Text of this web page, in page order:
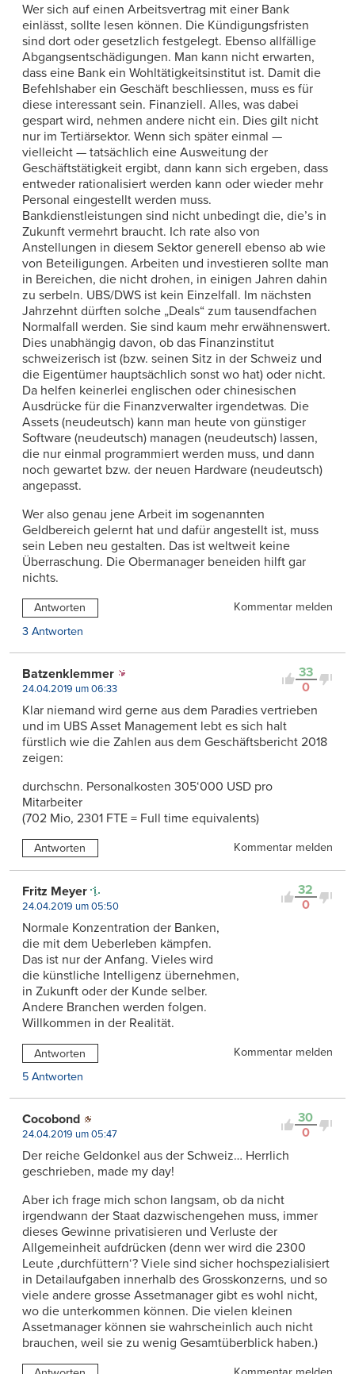
Wer sich auf einen Arbeitsvertrag mit einer Bank
einlässt, sollte lesen können. Die Kündigungsfristen
sind dort oder gesetzlich festgelegt. Ebenso allfällige
Abgangsentschädigungen. Man kann nicht erwarten,
dass eine Bank ein Wohltätigkeitsinstitut ist. Damit die
Befehlshaber ein Geschäft beschliessen, muss es für
diese interessant sein. Finanziell. Alles, was dabei
gespart wird, nehmen andere nicht ein. Dies gilt nicht
nur im Tertiärsektor. Wenn sich später einmal —
vielleicht — tatsächlich eine Ausweitung der
Geschäftstätigkeit ergibt, dann kann sich ergeben, dass
entweder rationalisiert werden kann oder wieder mehr
Personal eingestellt werden muss.
Bankdienstleistungen sind nicht unbedingt die, die’s in
Zukunft vermehrt braucht. Ich rate also von
Anstellungen in diesem Sektor generell ebenso ab wie
von Beteiligungen. Arbeiten und investieren sollte man
in Bereichen, die nicht drohen, in einigen Jahren dahin
zu serbeln. UBS/DWS ist kein Einzelfall. Im nächsten
Jahrzehnt dürften solche „Deals“ zum tausendfachen
Normalfall werden. Sie sind kaum mehr erwähnenswert.
Dies unabhängig davon, ob das Finanzinstitut
schweizerisch ist (bzw. seinen Sitz in der Schweiz und
die Eigentümer hauptsächlich sonst wo hat) oder nicht.
Da helfen keinerlei englischen oder chinesischen
Ausdrücke für die Finanzverwalter irgendetwas. Die
Assets (neudeutsch) kann man heute von günstiger
Software (neudeutsch) managen (neudeutsch) lassen,
die nur einmal programmiert werden muss, und dann
noch gewartet bzw. der neuen Hardware (neudeutsch)
angepasst.
Wer also genau jene Arbeit im sogenannten
Geldbereich gelernt hat und dafür angestellt ist, muss
sein Leben neu gestalten. Das ist weltweit keine
Überraschung. Die Obermanager beneiden hilft gar
nichts.
Antworten
Kommentar melden
3 Antworten
33
0
Batzenklemmer
24.04.2019 um 06:33
Klar niemand wird gerne aus dem Paradies vertrieben
und im UBS Asset Management lebt es sich halt
fürstlich wie die Zahlen aus dem Geschäftsbericht 2018
zeigen:
durchschn. Personalkosten 305‘000 USD pro
Mitarbeiter
(702 Mio, 2301 FTE = Full time equivalents)
Antworten Kommentar melden
32
0
Fritz Meyer
24.04.2019 um 05:50
Normale Konzentration der Banken,
die mit dem Ueberleben kämpfen.
Das ist nur der Anfang. Vieles wird
die künstliche Intelligenz übernehmen,
in Zukunft oder der Kunde selber.
Andere Branchen werden folgen.
Willkommen in der Realität.
Antworten
Kommentar melden
5 Antworten
30
0
Cocobond
24.04.2019 um 05:47
Der reiche Geldonkel aus der Schweiz… Herrlich
geschrieben, made my day!
Aber ich frage mich schon langsam, ob da nicht
irgendwann der Staat dazwischengehen muss, immer
dieses Gewinne privatisieren und Verluste der
Allgemeinheit aufdrücken (denn wer wird die 2300
Leute ‚durchfüttern‘? Viele sind sicher hochspezialisiert
in Detailaufgaben innerhalb des Grosskonzerns, und so
viele andere grosse Assetmanager gibt es wohl nicht,
wo die unterkommen können. Die vielen kleinen
Assetmanager können sie wahrscheinlich auch nicht
brauchen, weil sie zu wenig Gesamtüberblick haben.)